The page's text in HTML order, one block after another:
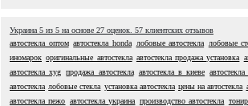
Украина 5 из 5 на основе 27 оценок. 57 клиентских отзывов
автостекла оптом автостекла honda лобовые автостекла лобовые
иномарок оригинальные автостекла автостекла продажа установка
автостекла xyg продажа автостекла автостекла в киеве
автостекла лобовые стекла установка автостекла цены на автостекла
автостекла пежо автостекла украина производство автостекла